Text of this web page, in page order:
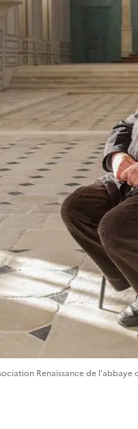
Renaissance de